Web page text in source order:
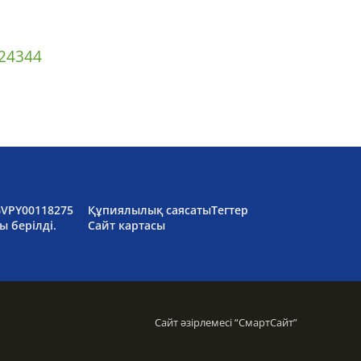
4344
берілді.
Құпиялылық саясатыТегтер
Сайт картасы
Сайт әзірлемесі “СмартСайт”